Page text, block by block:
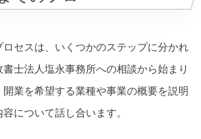
ロセスは、いくつかのステップに分かれ
士法人塩永事務所への相談から始まり
開業を希望する業種や事業の概要を説明
について話し合います。